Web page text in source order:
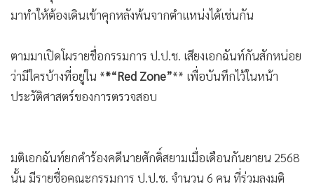
“เปิดก็พัง ไม่เปิดก็คุก”
ที่ต้องไม่ลืมเป็นอันขาดคือ ความเสื่อมของอำนาจและบารมี ไม่มี
หลักประกันใด ๆ ที่จะค้ำจุน “ค่ายสีน้ำเงิน” ตลอดไป เช่นเดียว
วันข้างหน้า คำพิพากษาคุก 3 ปีอดีตบิ๊ก ป.ป.ช. คดีนาฬิกาหรู
เพิ่งเกิดขึ้นสด ๆ ร้อน ๆ ย่อมทำให้กรรมการ ป.ป.ช. ชุดปัจจุบัน